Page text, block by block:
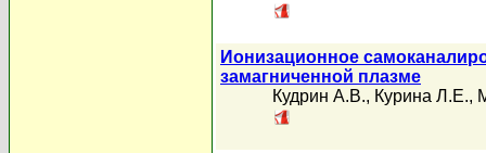
Ионизационное
замагниченной плазме
Кудрин А.В., Курина Л.Е.,